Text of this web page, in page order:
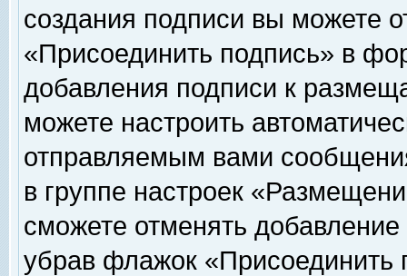
создания подписи вы можете
«Присоединить подпись» в
добавления подписи к
можете настроить
отправляемым вами
в группе настроек
сможете отменять
убрав флажок «Присоединить